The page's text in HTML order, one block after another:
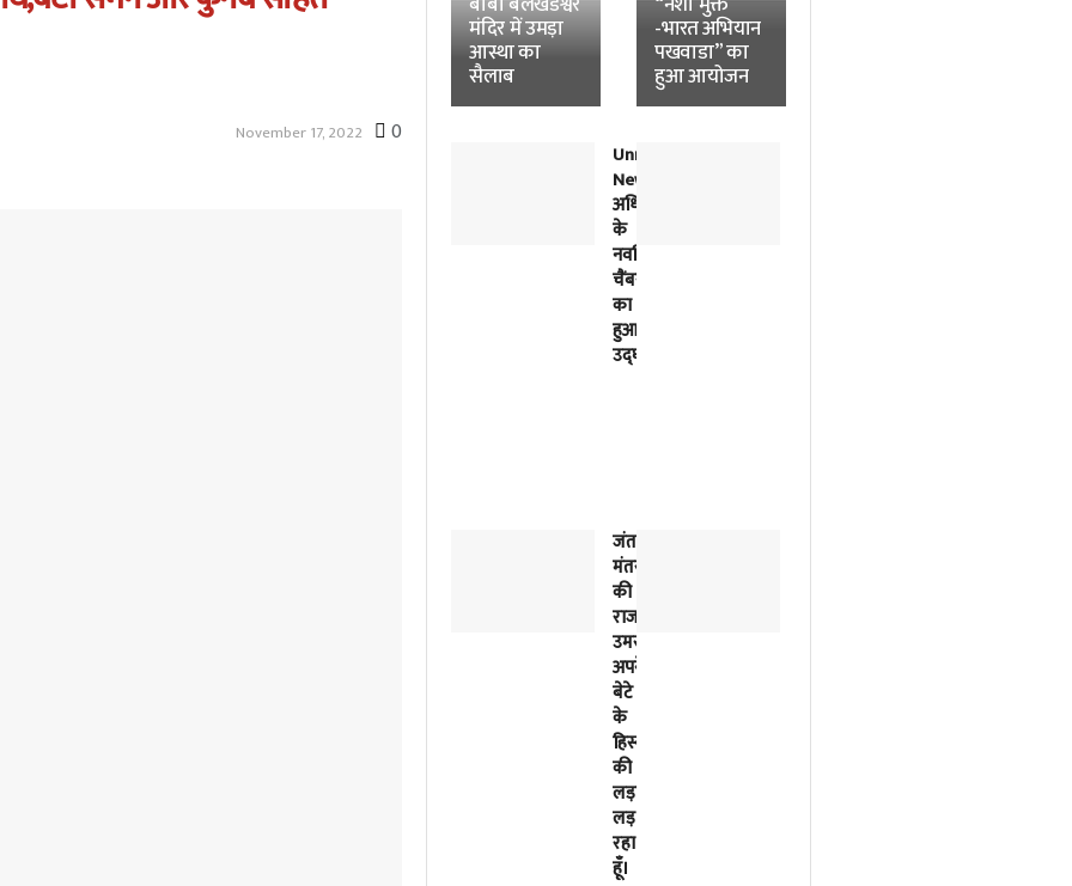
November 17, 2022 0
मंदिर में उमड़ा
आस्था का
सैलाब
-भारत अभियान
पखवाडा” का
हुआ आयोजन
Unnao
News:
अधिवक्ताओं
के
नवर्निमित
चैंबरों
का
हुआ
उद्घाटन
जंतर-
मंतर
की
राजनीतिक
उमस…..मैं
अपने
बेटे
के
हिस्से
की
लड़ाई
लड़
रहा
हूँ।